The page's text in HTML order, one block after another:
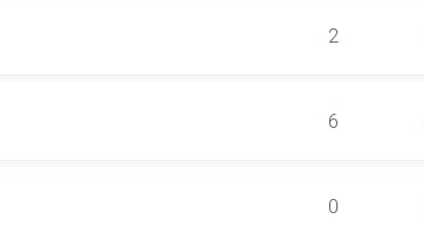
2
6
0